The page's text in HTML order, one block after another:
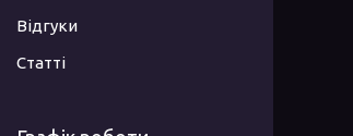
Відгуки
Статті